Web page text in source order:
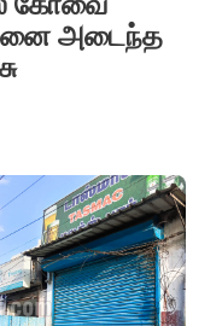
அடைந்த